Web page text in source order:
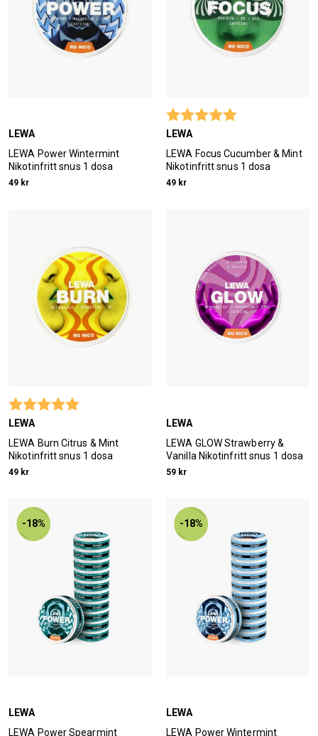
LEWA
LEWA Power Wintermint
Nikotinfritt snus 1 dosa
49 kr
Betyg:
LEWA
LEWA Focus Cucumber & Mint
Nikotinfritt snus 1 dosa
49 kr
Betyg:
LEWA
LEWA Burn Citrus & Mint
Nikotinfritt snus 1 dosa
49 kr
LEWA
LEWA GLOW Strawberry &
Vanilla Nikotinfritt snus 1 dosa
59 kr
-18%
LEWA
LEWA Power Spearmint
-18%
LEWA
LEWA Power Wintermint